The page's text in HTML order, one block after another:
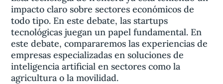
impacto claro sobre sectores económicos de
todo tipo. En este debate, las startups
tecnológicas juegan un papel fundamental. En
este debate, compararemos las experiencias de
empresas especializadas en soluciones de
inteligencia artificial en sectores como la
agricultura o la movilidad.